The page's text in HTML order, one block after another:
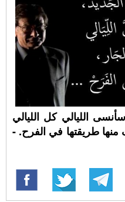
الليالي كل الليالي
طريقتها في الفرح. -